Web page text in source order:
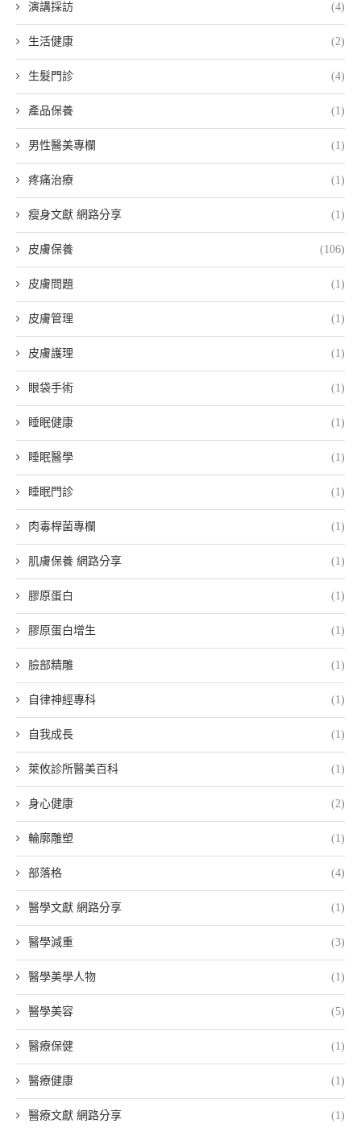
演講採訪 (4)
生活健康 (2)
生髮門診 (4)
產品保養 (1)
男性醫美專欄 (1)
疼痛治療 (1)
瘦身文獻 網路分享 (1)
皮膚保養 (106)
皮膚問題 (1)
皮膚管理 (1)
皮膚護理 (1)
眼袋手術 (1)
睡眠健康 (1)
睡眠醫學 (1)
睡眠門診 (1)
肉毒桿菌專欄 (1)
肌膚保養 網路分享 (1)
膠原蛋白 (1)
膠原蛋白增生 (1)
臉部精雕 (1)
自律神經專科 (1)
自我成長 (1)
萊攸診所醫美百科 (1)
身心健康 (2)
輪廓雕塑 (1)
部落格 (4)
醫學文獻 網路分享 (1)
醫學減重 (3)
醫學美學人物 (1)
醫學美容 (5)
醫療保健 (1)
醫療健康 (1)
醫療文獻 網路分享 (1)